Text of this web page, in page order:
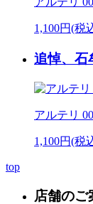
1,100円(税
追悼、石
アルテリ
1,100円(税
top
店舗のご